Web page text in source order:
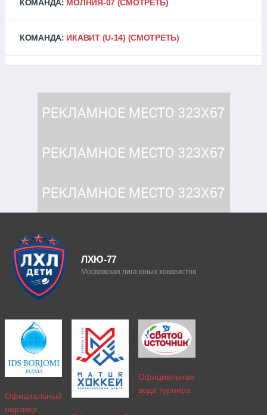
КОМАНДА: МОЛНИЯ-07 (СМОТРЕТЬ)
КОМАНДА: ИКАВИТ (U-14) (СМОТРЕТЬ)
ЛХЮ-77
Московская лига юных хоккеистов
Официальный
партнер
Официальная
вода турнира